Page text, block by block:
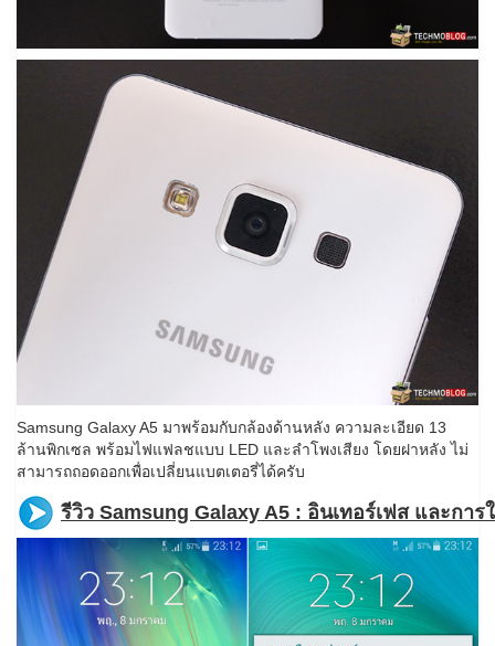
Samsung Galaxy A5 มาพร้อมกับกล้องด้านหลัง ความละเอียด 13
ล้านพิกเซล พร้อมไฟแฟลชแบบ LED และลำโพงเสียง โดยฝาหลัง ไม่
สามารถถอดออกเพื่อเปลี่ยนแบตเตอรี่ได้ครับ
รีวิว Samsung Galaxy A5 : อินเทอร์เฟส และการ